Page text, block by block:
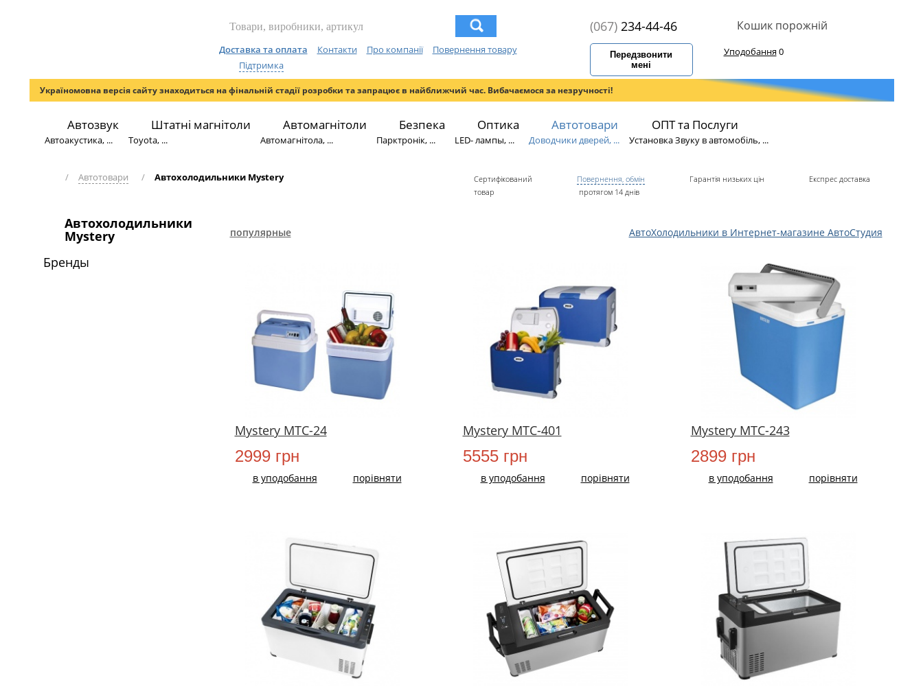
Доставка та оплата Контакти Про компанії
Повернення товару
Підтримка
(067)234-44-46
Передзвонити
мені
Кошик порожній
Уподобання0
Україномовна версія сайту знаходиться на фінальній стадії розробки та запрацює в найближчий час. Вибачаємося за незручності!
Автозвук
Автоакустика, ...
Штатні магнітоли
Toyota, ...
Автомагнітоли
Автомагнітола, ...
Безпека
Парктронік, ...
Оптика
LED- лампы, ...
Автотовари
Доводчики дверей, ...
ОПТ та Послуги
Установка Звуку в автомобіль, ...
/ Автотовари / Автохолодильники Mystery
Сертифікований
товар
Повернення, обмін
протягом 14 днів
Гарантія низьких цін Експрес доставка
Автохолодильники
Mystery
Бренды
популярные АвтоХолодильники в Интернет-магазине АвтоСтудия
Mystery MTC-24
2999 грн
в уподобання порівняти
Mystery MTC-401
5555 грн
в уподобання порівняти
Mystery MTC-243
2899 грн
в уподобання порівняти